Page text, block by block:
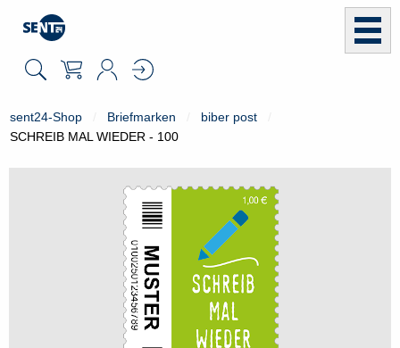
sent24-Shop Briefmarken
biber post
SCHREIB MAL WIEDER - 100